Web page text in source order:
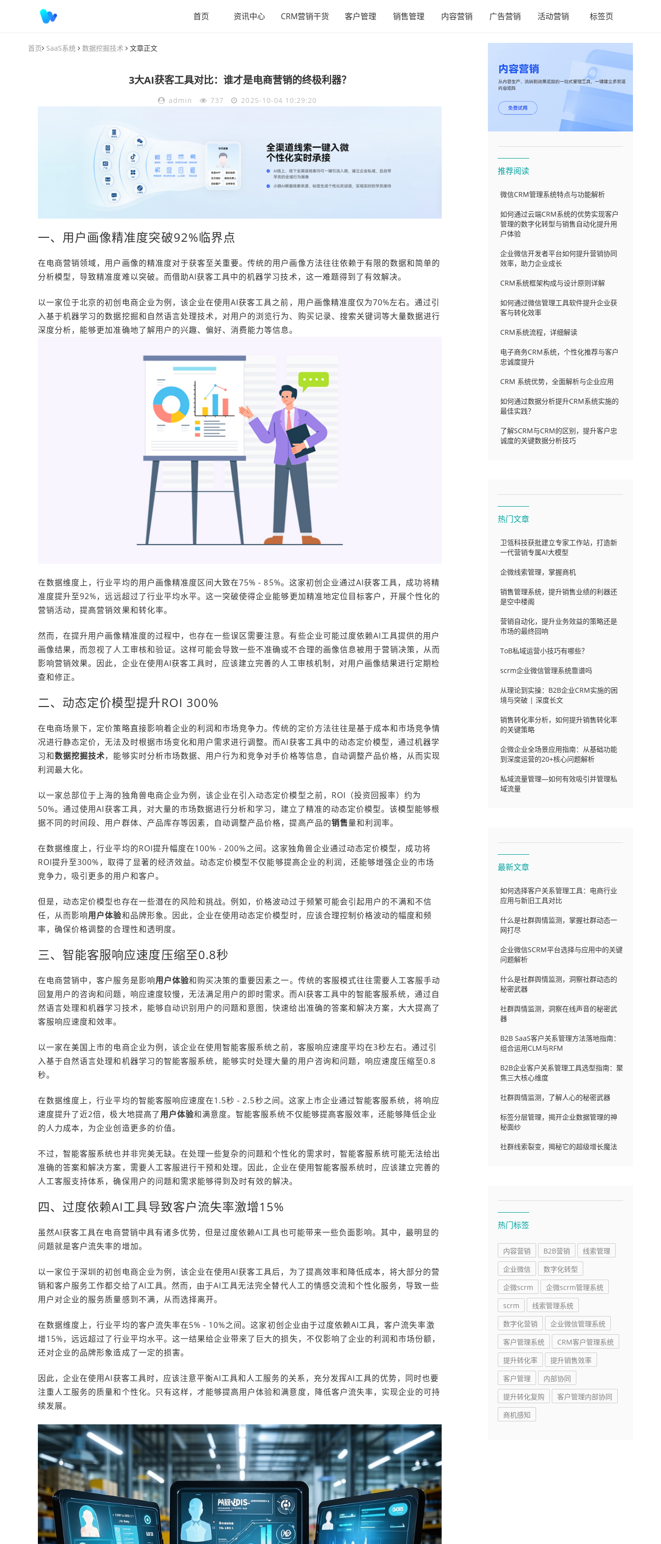
首页 资讯中心 CRM营销干货 客户管理 销售管理 内容营销 广告营销 活动营销 标签页
首页 SaaS系统 数据挖掘技术 文章正文
3大AI获客工具对比：谁才是电商营销的终极利器？
admin 737 2025-10-04 10:29:20
一、用户画像精准度突破92%临界点
在电商营销领域，用户画像的精准度对于获客至关重要。传统的用户画像方法往往依赖于有限的数据和简单的
分析模型，导致精准度难以突破。而借助AI获客工具中的机器学习技术，这一难题得到了有效解决。
以一家位于北京的初创电商企业为例，该企业在使用AI获客工具之前，用户画像精准度仅为70%左右。通过引
入基于机器学习的数据挖掘和自然语言处理技术，对用户的浏览行为、购买记录、搜索关键词等大量数据进行
深度分析，能够更加准确地了解用户的兴趣、偏好、消费能力等信息。
在数据维度上，行业平均的用户画像精准度区间大致在75% - 85%。这家初创企业通过AI获客工具，成功将精
准度提升至92%，远远超过了行业平均水平。这一突破使得企业能够更加精准地定位目标客户，开展个性化的
营销活动，提高营销效果和转化率。
然而，在提升用户画像精准度的过程中，也存在一些误区需要注意。有些企业可能过度依赖AI工具提供的用户
画像结果，而忽视了人工审核和验证。这样可能会导致一些不准确或不合理的画像信息被用于营销决策，从而
影响营销效果。因此，企业在使用AI获客工具时，应该建立完善的人工审核机制，对用户画像结果进行定期检
查和修正。
二、动态定价模型提升ROI 300%
在电商场景下，定价策略直接影响着企业的利润和市场竞争力。传统的定价方法往往是基于成本和市场竞争情
况进行静态定价，无法及时根据市场变化和用户需求进行调整。而AI获客工具中的动态定价模型，通过机器学
习和数据挖掘技术，能够实时分析市场数据、用户行为和竞争对手价格等信息，自动调整产品价格，从而实现
利润最大化。
以一家总部位于上海的独角兽电商企业为例，该企业在引入动态定价模型之前，ROI（投资回报率）约为
50%。通过使用AI获客工具，对大量的市场数据进行分析和学习，建立了精准的动态定价模型。该模型能够根
据不同的时间段、用户群体、产品库存等因素，自动调整产品价格，提高产品的销售量和利润率。
在数据维度上，行业平均的ROI提升幅度在100% - 200%之间。这家独角兽企业通过动态定价模型，成功将
ROI提升至300%，取得了显著的经济效益。动态定价模型不仅能够提高企业的利润，还能够增强企业的市场
竞争力，吸引更多的用户和客户。
但是，动态定价模型也存在一些潜在的风险和挑战。例如，价格波动过于频繁可能会引起用户的不满和不信
任，从而影响用户体验和品牌形象。因此，企业在使用动态定价模型时，应该合理控制价格波动的幅度和频
率，确保价格调整的合理性和透明度。
三、智能客服响应速度压缩至0.8秒
在电商营销中，客户服务是影响用户体验和购买决策的重要因素之一。传统的客服模式往往需要人工客服手动
回复用户的咨询和问题，响应速度较慢，无法满足用户的即时需求。而AI获客工具中的智能客服系统，通过自
然语言处理和机器学习技术，能够自动识别用户的问题和意图，快速给出准确的答案和解决方案，大大提高了
客服响应速度和效率。
以一家在美国上市的电商企业为例，该企业在使用智能客服系统之前，客服响应速度平均在3秒左右。通过引
入基于自然语言处理和机器学习的智能客服系统，能够实时处理大量的用户咨询和问题，响应速度压缩至0.8
秒。
在数据维度上，行业平均的智能客服响应速度在1.5秒 - 2.5秒之间。这家上市企业通过智能客服系统，将响应
速度提升了近2倍，极大地提高了用户体验和满意度。智能客服系统不仅能够提高客服效率，还能够降低企业
的人力成本，为企业创造更多的价值。
不过，智能客服系统也并非完美无缺。在处理一些复杂的问题和个性化的需求时，智能客服系统可能无法给出
准确的答案和解决方案，需要人工客服进行干预和处理。因此，企业在使用智能客服系统时，应该建立完善的
人工客服支持体系，确保用户的问题和需求能够得到及时有效的解决。
四、过度依赖AI工具导致客户流失率激增15%
虽然AI获客工具在电商营销中具有诸多优势，但是过度依赖AI工具也可能带来一些负面影响。其中，最明显的
问题就是客户流失率的增加。
以一家位于深圳的初创电商企业为例，该企业在使用AI获客工具后，为了提高效率和降低成本，将大部分的营
销和客户服务工作都交给了AI工具。然而，由于AI工具无法完全替代人工的情感交流和个性化服务，导致一些
用户对企业的服务质量感到不满，从而选择离开。
在数据维度上，行业平均的客户流失率在5% - 10%之间。这家初创企业由于过度依赖AI工具，客户流失率激
增15%，远远超过了行业平均水平。这一结果给企业带来了巨大的损失，不仅影响了企业的利润和市场份额，
还对企业的品牌形象造成了一定的损害。
因此，企业在使用AI获客工具时，应该注意平衡AI工具和人工服务的关系，充分发挥AI工具的优势，同时也要
注重人工服务的质量和个性化。只有这样，才能够提高用户体验和满意度，降低客户流失率，实现企业的可持
续发展。
推荐阅读
微信CRM管理系统特点与功能解析
如何通过云端CRM系统的优势实现客户
管理的数字化转型与销售自动化提升用
户体验
企业微信开发者平台如何提升营销协同
效率，助力企业成长
CRM系统框架构成与设计原则详解
如何通过微信管理工具软件提升企业获
客与转化效率
CRM系统流程，详细解读
电子商务CRM系统，个性化推荐与客户
忠诚度提升
CRM 系统优势，全面解析与企业应用
如何通过数据分析提升CRM系统实施的
最佳实践？
了解SCRM与CRM的区别，提升客户忠
诚度的关键数据分析技巧
热门文章
卫瓴科技获批建立专家工作站，打造新
一代营销专属AI大模型
企微线索管理，掌握商机
销售管理系统，提升销售业绩的利器还
是空中楼阁
营销自动化，提升业务效益的策略还是
市场的最终回响
ToB私域运营小技巧有哪些？
scrm企业微信管理系统靠谱吗
从理论到实操：B2B企业CRM实施的困
境与突破 | 深度长文
销售转化率分析，如何提升销售转化率
的关键策略
企微企业全场景应用指南：从基础功能
到深度运营的20+核心问题解析
私域流量管理—如何有效吸引并管理私
域流量
最新文章
如何选择客户关系管理工具：电商行业
应用与新旧工具对比
什么是社群舆情监测，掌握社群动态一
网打尽
企业微信SCRM平台选择与应用中的关键
问题解析
什么是社群舆情监测，洞察社群动态的
秘密武器
社群舆情监测，洞察在线声音的秘密武
器
B2B SaaS客户关系管理方法落地指南：
组合运用CLM与RFM
B2B企业客户关系管理工具选型指南：聚
焦三大核心维度
社群舆情监测，了解人心的秘密武器
标签分层管理，揭开企业数据管理的神
秘面纱
社群线索裂变，揭秘它的超级增长魔法
热门标签
内容营销 B2B营销
线索管理
企业微信
数字化转型
企微scrm
企微scrm管理系统
scrm
线索管理系统
数字化营销
企业微信管理系统
客户管理系统
CRM客户管理系统
提升转化率
提升销售效率
客户管理
内部协同
提升转化复购
客户管理内部协同
商机感知